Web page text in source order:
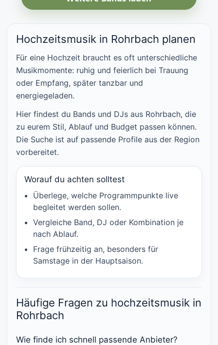
Hochzeitsmusik in Rohrbach planen
Für eine Hochzeit braucht es oft unterschiedliche
Musikmomente: ruhig und feierlich bei Trauung
oder Empfang, später tanzbar und
energiegeladen.
Hier findest du Bands und DJs aus Rohrbach, die
zu eurem Stil, Ablauf und Budget passen können.
Die Suche ist auf passende Profile aus der Region
vorbereitet.
Worauf du achten solltest
Überlege, welche Programmpunkte live
begleitet werden sollen.
Vergleiche Band, DJ oder Kombination je
nach Ablauf.
Frage frühzeitig an, besonders für
Samstage in der Hauptsaison.
Häufige Fragen zu hochzeitsmusik in
Rohrbach
Wie finde ich schnell passende Anbieter?